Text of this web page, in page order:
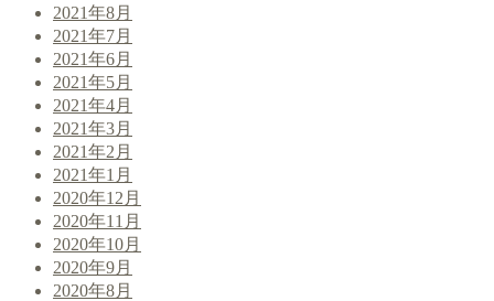
2021年8月
2021年7月
2021年6月
2021年5月
2021年4月
2021年3月
2021年2月
2021年1月
2020年12月
2020年11月
2020年10月
2020年9月
2020年8月